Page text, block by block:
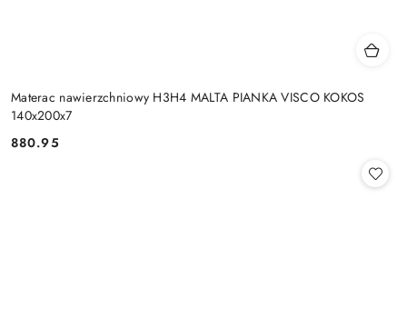
Materac nawierzchniowy H3H4 MALTA PIANKA VISCO KOKOS
140x200x7
Cena:
880.95